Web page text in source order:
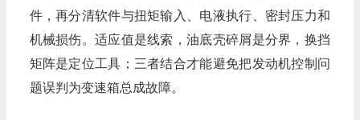
件，再分清软件与扭矩输入、电液执行、密封压力和
机械损伤。适应值是线索，油底壳碎屑是分界，换挡
矩阵是定位工具；三者结合才能避免把发动机控制问
题误判为变速箱总成故障。